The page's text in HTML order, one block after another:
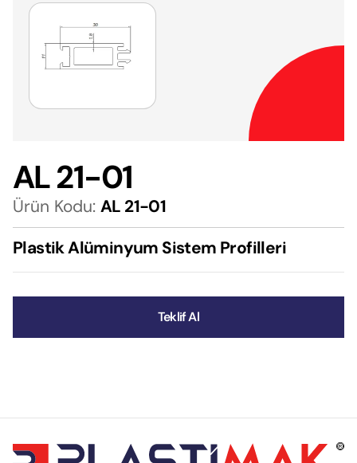
AL 21-01
Ürün Kodu: AL 21-01
Plastik Alüminyum Sistem Profilleri
Teklif Al